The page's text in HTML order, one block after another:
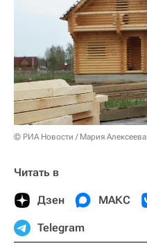
© РИА Новости / Мария Алексеева
Читать в
Дзен МАКС
Telegram